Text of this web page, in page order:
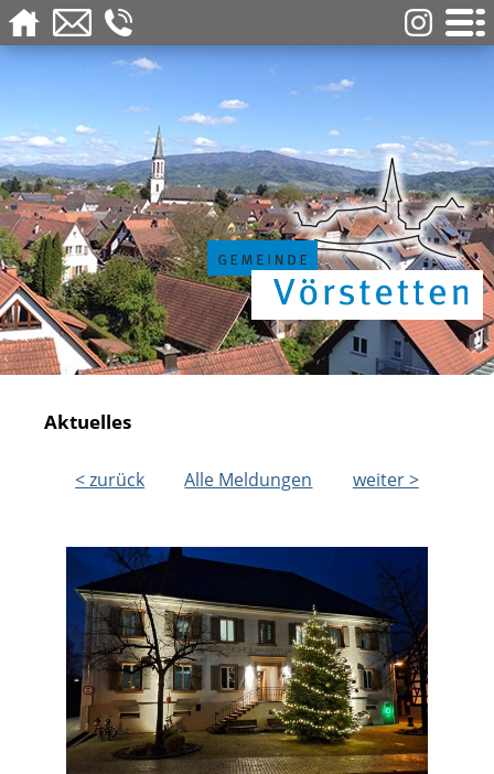
Aktuelles
< zurück Alle Meldungen weiter >